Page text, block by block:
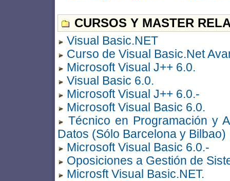
CURSOS Y MASTER
Visual Basic.NET
Curso de Visual Basic.Net
Microsoft Visual J++ 6.0.
Visual Basic 6.0.
Microsoft Visual J++ 6.0.-
Microsoft Visual Basic 6.0.
Técnico en Programación y
Datos (Sólo Barcelona y Bilbao)
Microsoft Visual Basic 6.0.-
Oposiciones a Gestión de
Microsft Visual Basic.NET.